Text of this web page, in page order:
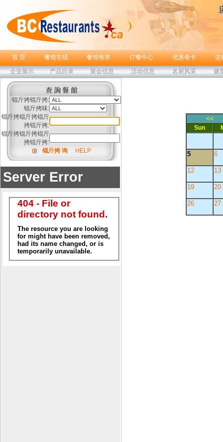
首 页 餐馆在线 餐馆推荐 订餐中心 优惠卷卡
连
企业展示
产品目录 展会信息 活动信息 名厨风采 健
锟斤拷锟斤拷:
锟斤拷味:
锟斤拷锟斤拷锟斤
拷锟斤拷:
锟斤拷锟斤拷锟斤
拷锟斤拷:
锟斤拷 询
HELP
<<
Sun
5 6
12 13
19 20
26 27